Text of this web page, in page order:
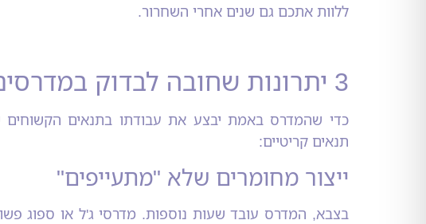
ללוות אתכם גם שנים אחרי השחרור.
3 יתרונות שחובה לבדוק במדרסים לצבא
כדי שהמדרס באמת יבצע את עבודתו בתנאים הקשוחים
תנאים קריטיים:
ייצור מחומרים שלא "מתעייפים"
בצבא, המדרס עובד שעות נוספות. מדרסי ג'ל או ספוג